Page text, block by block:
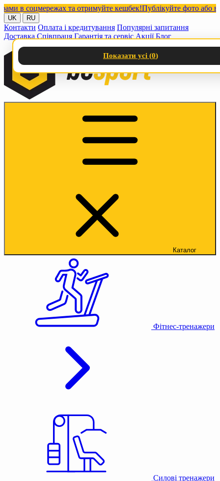
соцмережах та отримуйте кешбек!Публікуйте фото або
UK RU
Контакти Оплата і кредитування Популярні запитання
Доставка Співпраця Гарантія та сервіс Акції Блог
Каталог
Фітнес-тренажери
Силові тренажери
Показати усі (0)